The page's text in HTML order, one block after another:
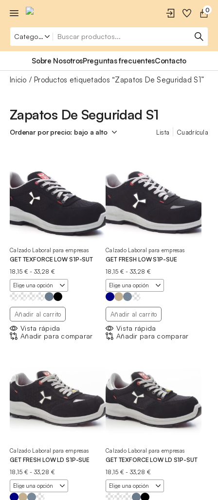
0
Sobre NosotrosPreguntas frecuentesContacto
Inicio Productos etiquetados “Zapatos De Seguridad S1”
Zapatos De Seguridad S1
Lista Cuadrícula
Calzado Laboral para empresas
GET TEXFORCE LOW S1P-SUT
18,15 € - 33,28 €Rango
de
precios:
desde
18,15 €
hasta
33,28 €
Añadir al carrito
Vista rápida
Añadir para comparar
Calzado Laboral para empresas
GET FRESH LOW S1P-SUE
18,15 € - 33,28 €Rango
de
precios:
desde
hasta
33,28 €
Añadir al carrito
Vista rápida
Añadir para comparar
Calzado Laboral para empresas
GET FRESH LOW LD S1P-SUE
18,15 € - 33,28 €Rango
de
precios:
desde
Calzado Laboral para empresas
GET TEXFORCE LOW LD S1P-SUT
18,15 € - 33,28 €Rango
de
precios:
desde